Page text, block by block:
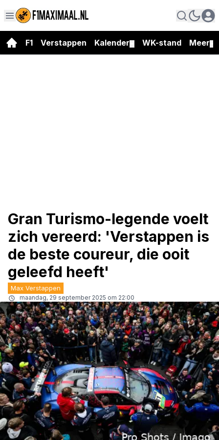
F1 Verstappen Kalender WK-stand Meer
Gran Turismo-legende voelt
zich vereerd: 'Verstappen is
de beste coureur, die ooit
geleefd heeft'
Max Verstappen
maandag, 29 september 2025 om 22:00